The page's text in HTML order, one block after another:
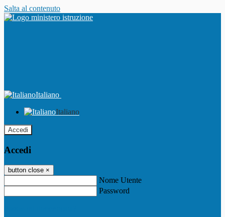
Salta al contenuto
Italiano
Italiano
Accedi
Accedi
button close ×
Nome Utente
Password